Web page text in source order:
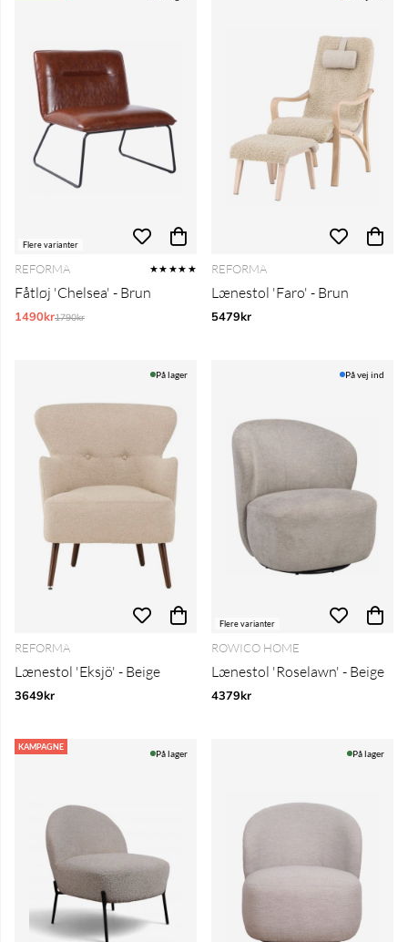
Flere varianter
REFORMA ★★★★★
Fåtløj 'Chelsea' - Brun
1490krNormalpris:
1790kr
REFORMA
Lænestol 'Faro' - Brun
5479kr
På lager
REFORMA
Lænestol 'Eksjö' - Beige
3649kr
Flere varianter
På vej ind
ROWICO HOME
Lænestol 'Roselawn' - Beige
4379kr
KAMPAGNE
På lager På lager